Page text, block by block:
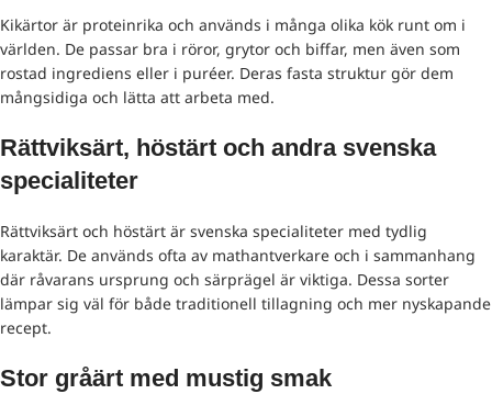
Kikärtor är proteinrika och används i många olika kök runt om i
världen. De passar bra i röror, grytor och biffar, men även som
rostad ingrediens eller i puréer. Deras fasta struktur gör dem
mångsidiga och lätta att arbeta med.
Rättviksärt, höstärt och andra svenska
specialiteter
Rättviksärt och höstärt är svenska specialiteter med tydlig
karaktär. De används ofta av mathantverkare och i sammanhang
där råvarans ursprung och särprägel är viktiga. Dessa sorter
lämpar sig väl för både traditionell tillagning och mer nyskapande
recept.
Stor gråärt med mustig smak